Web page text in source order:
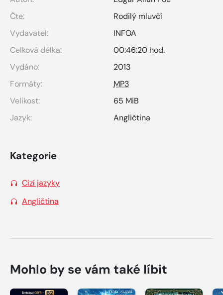
Čte:
Rodilý mluvčí
Vydavatel:
INFOA
Celková délka:
00:46:20 hod.
Vydáno:
2013
Formáty:
MP3
Velikost:
65 MiB
Jazyk:
Angličtina
Kategorie
Cizí jazyky
Angličtina
Mohlo by se vám také líbit